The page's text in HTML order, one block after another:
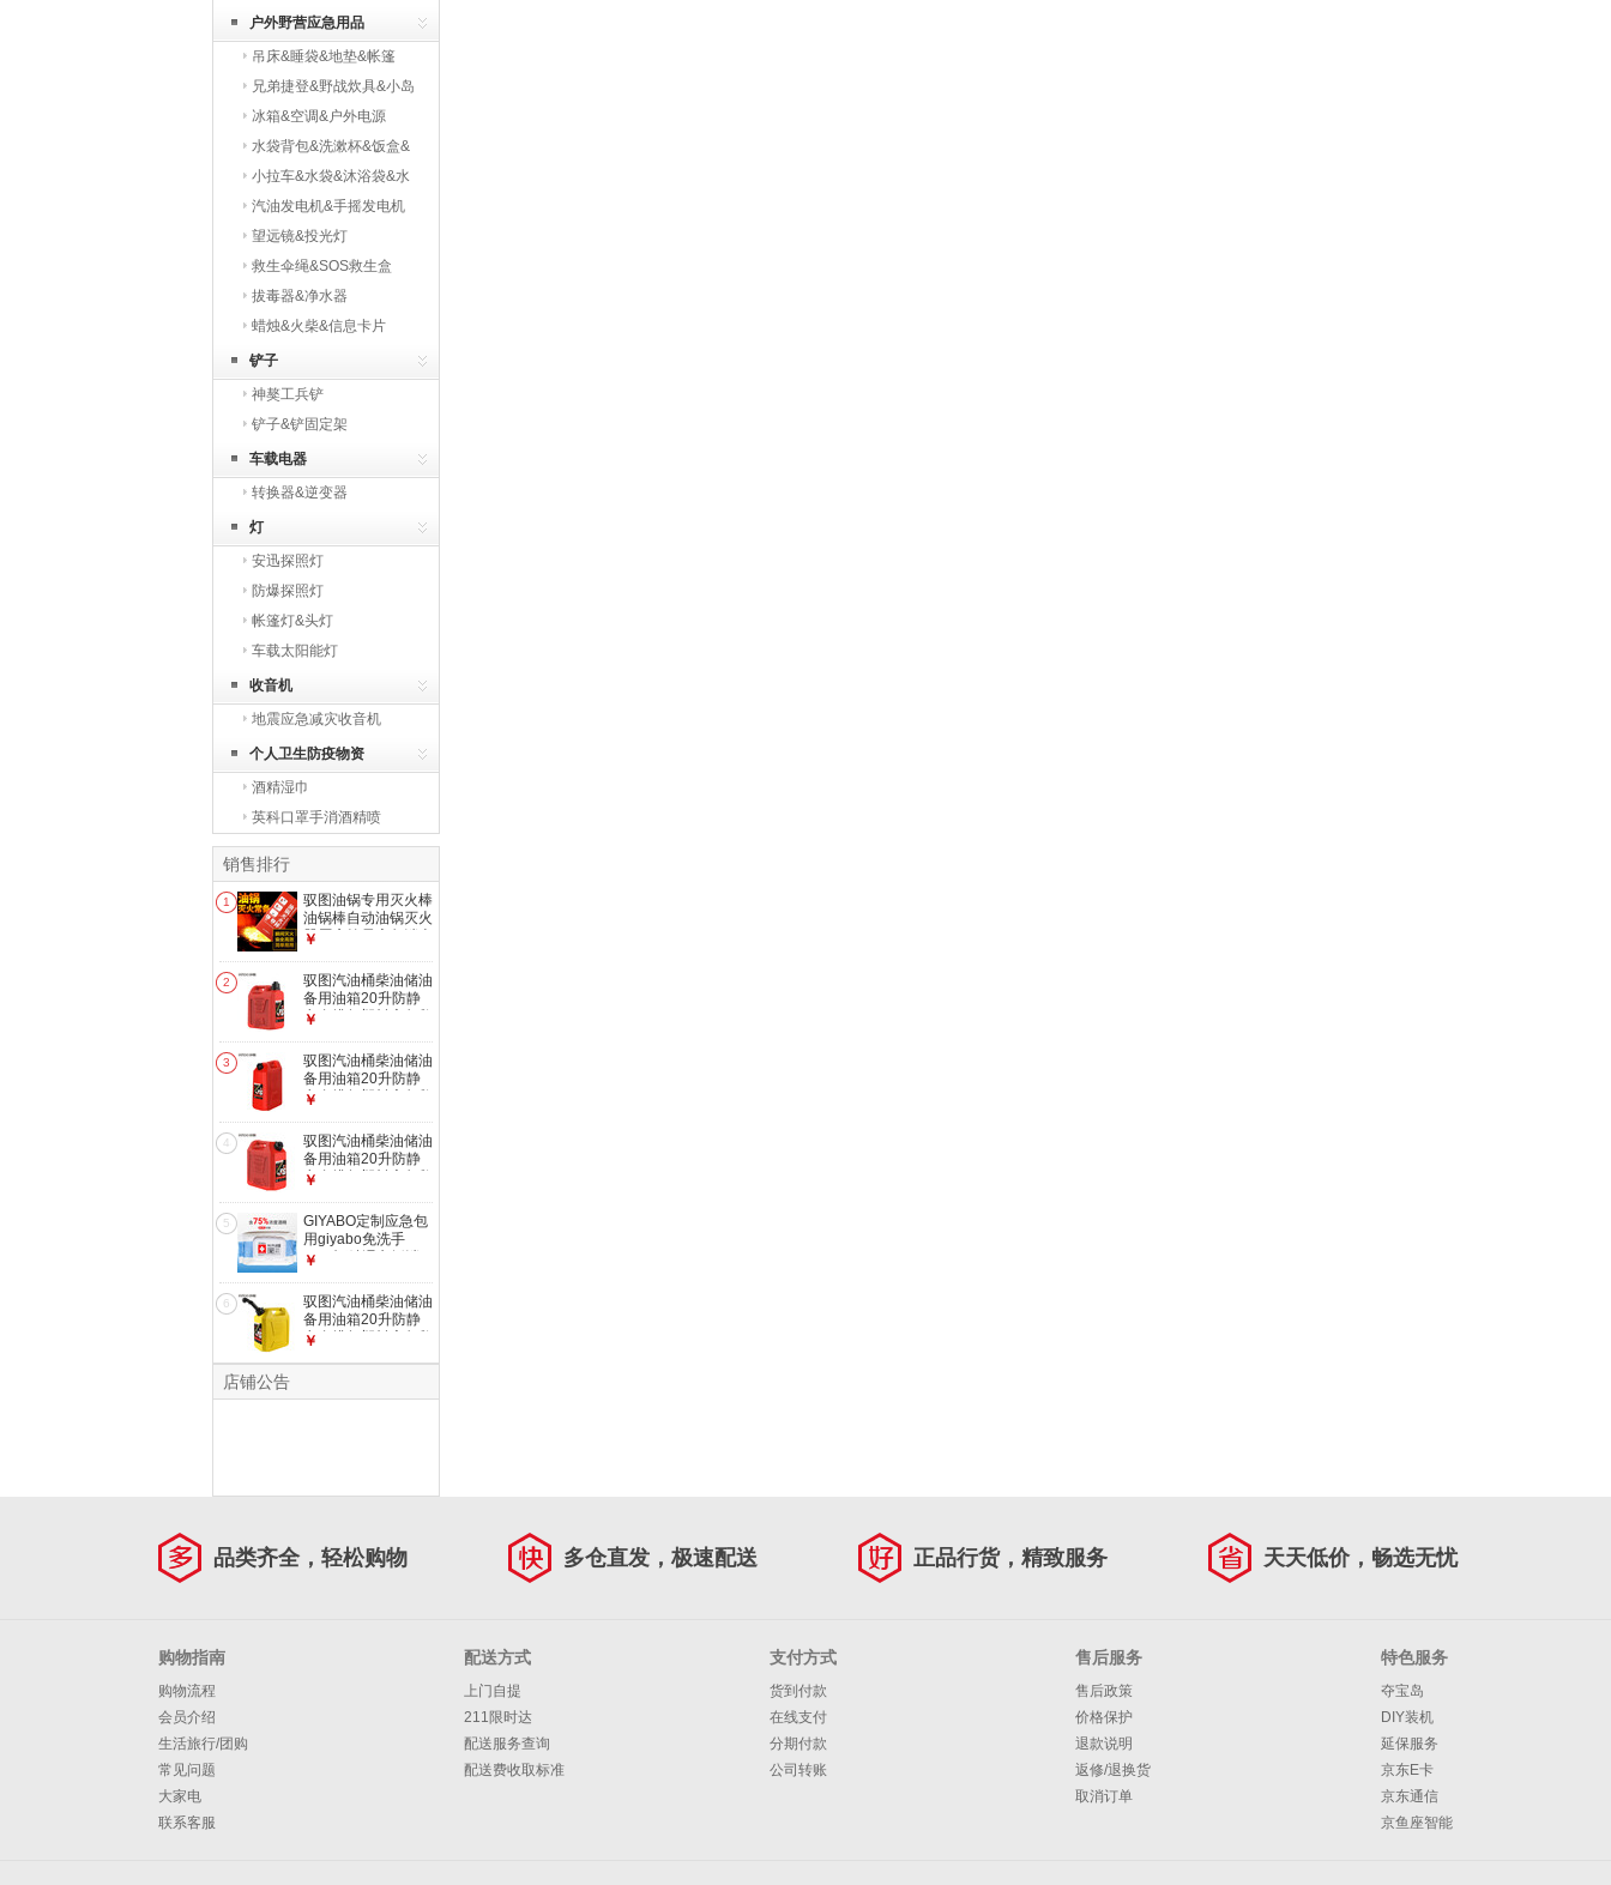
户外野营应急用品
吊床&睡袋&地垫&帐篷
兄弟捷登&野战炊具&小岛
炉冰箱&空调&户外电源
水袋背包&洗漱杯&饭盒&
水壶
小拉车&水袋&沐浴袋&水
桶汽油发电机&手摇发电机
望远镜&投光灯
救生伞绳&SOS救生盒
拔毒器&净水器
蜡烛&火柴&信息卡片
铲子
神獒工兵铲
铲子&铲固定架
车载电器
转换器&逆变器
灯
安迅探照灯
防爆探照灯
帐篷灯&头灯
车载太阳能灯
收音机
地震应急减灾收音机
个人卫生防疫物资
酒精湿巾
英科口罩手消酒精喷
销售排行
1
驭图油锅专用灭火棒
油锅棒自动油锅灭火
器厨房简易应急消火
基 1支
￥
2
驭图汽油桶柴油储油
备用油箱20升防静
电自排气塑料应急救
红色 1个
￥
3
驭图汽油桶柴油储油
备用油箱20升防静
电自排气塑料应急救
桶红色 1个
￥
4
驭图汽油桶柴油储油
备用油箱20升防静
电自排气塑料应急救
桶红色 1个
￥
5
GIYABO定制应急包
用giyabo免洗手
75%酒精湿巾纸消
杀菌
￥
6
驭图汽油桶柴油储油
备用油箱20升防静
电自排气塑料应急救
￥
店铺公告
品类齐全，轻松购物 多仓直发，极速配送 正品行货，精致服务 天天低价，畅选无忧
购物指南
购物流程
会员介绍
生活旅行/团购
常见问题
大家电
联系客服
配送方式
上门自提
211限时达
配送服务查询
配送费收取标准
支付方式
货到付款
在线支付
分期付款
公司转账
售后服务
售后政策
价格保护
退款说明
返修/退换货
取消订单
特色服务
夺宝岛
DIY装机
延保服务
京东E卡
京东通信
京鱼座智能